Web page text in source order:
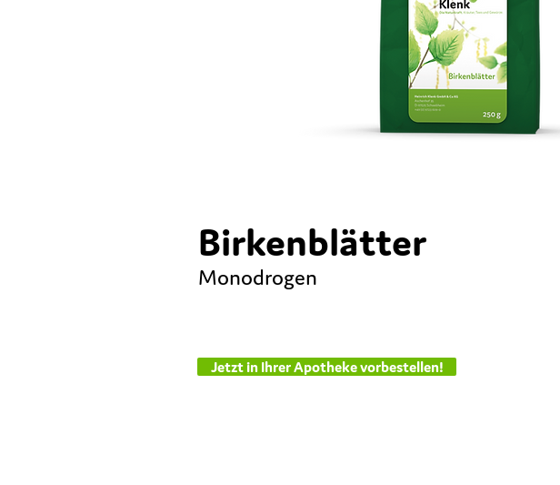
Birkenblätter
Monodrogen
Jetzt in Ihrer Apotheke vorbestellen!